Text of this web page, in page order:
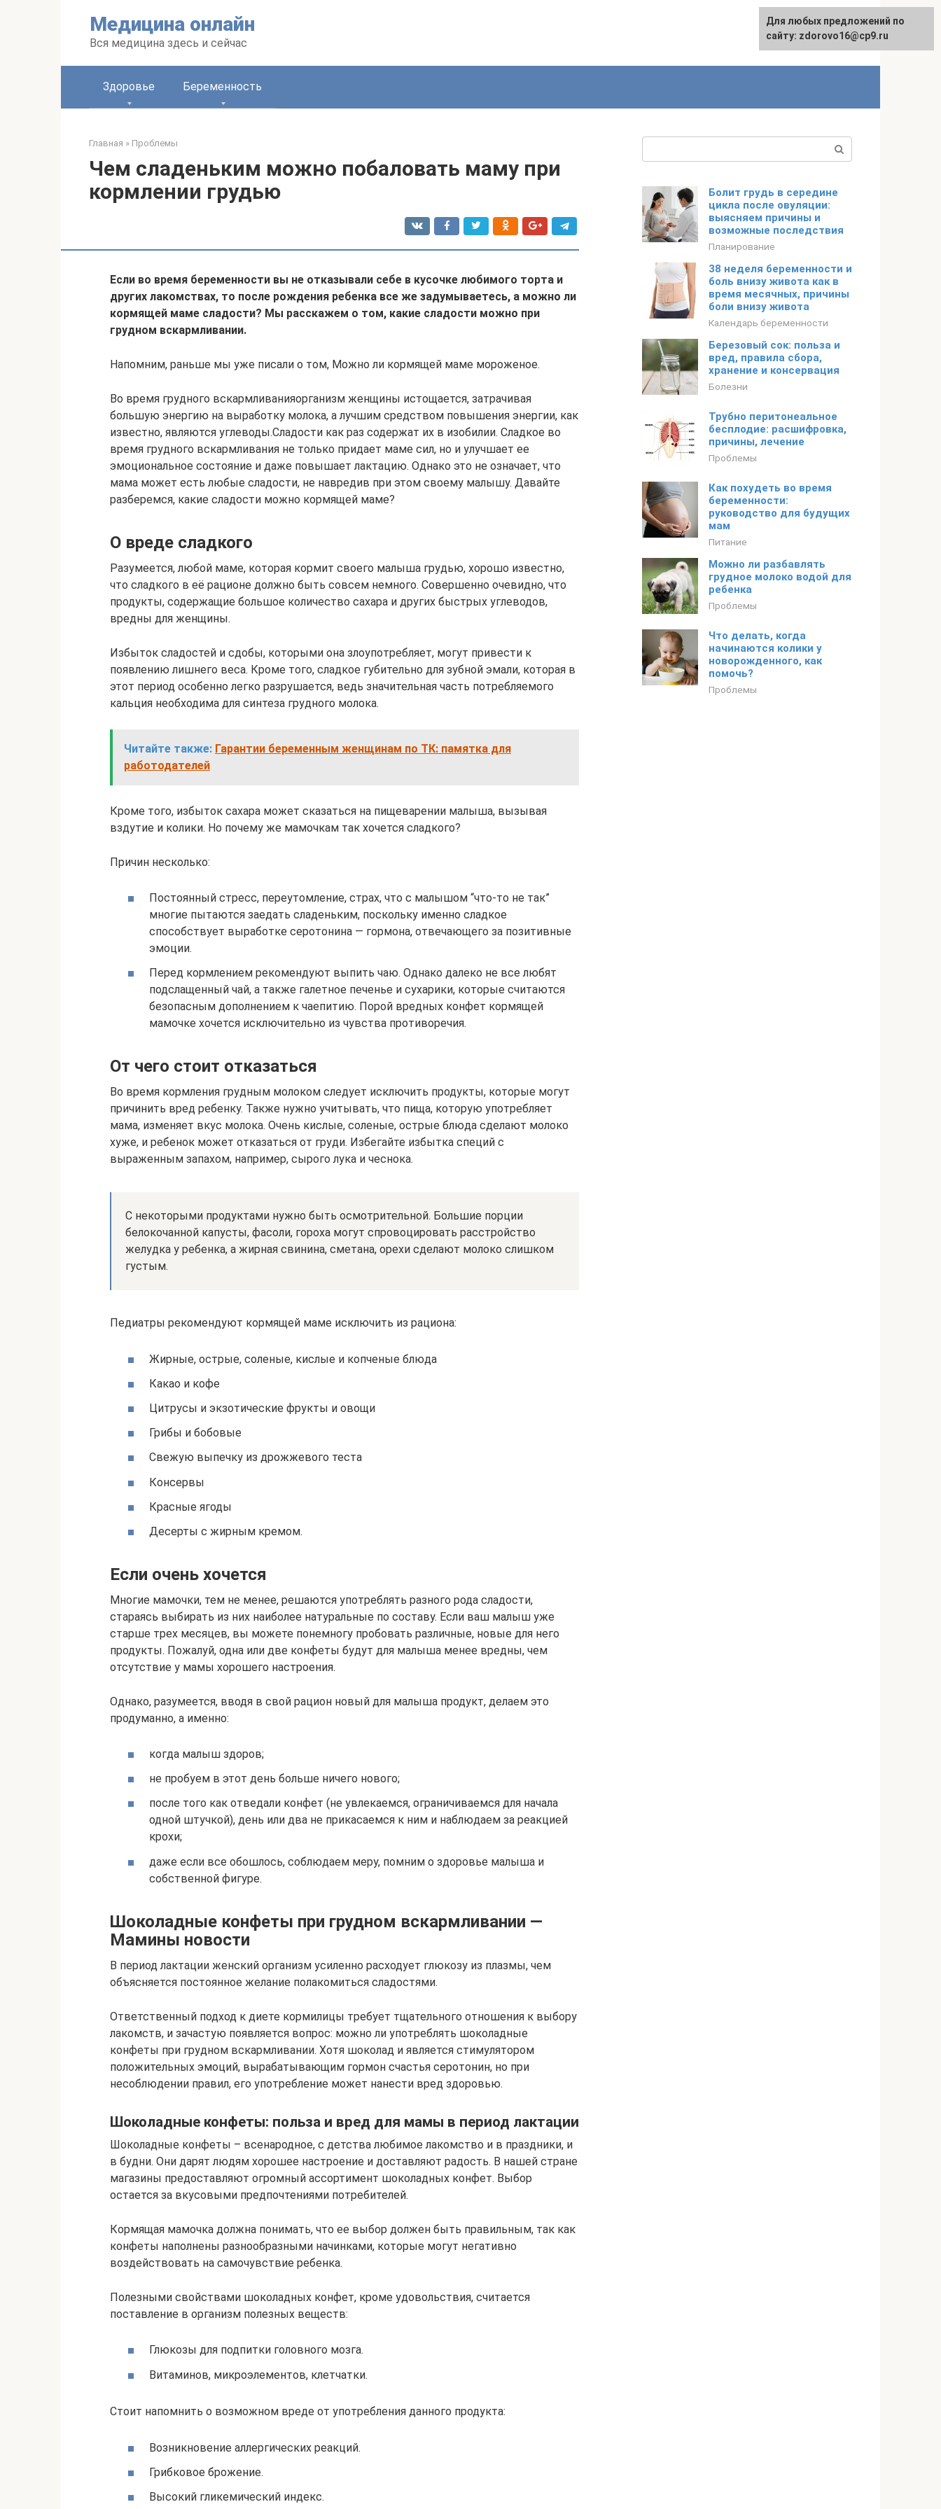
Медицина онлайн
Вся медицина здесь и сейчас
English
Здоровье Беременность
Главная » Проблемы
Чем сладеньким можно побаловать маму при
кормлении грудью
Если во время беременности вы не отказывали себе в кусочке любимого торта и
других лакомствах, то после рождения ребенка все же задумываетесь, а можно ли
кормящей маме сладости? Мы расскажем о том, какие сладости можно при
грудном вскармливании.
Напомним, раньше мы уже писали о том, Можно ли кормящей маме мороженое.
Во время грудного вскармливанияорганизм женщины истощается, затрачивая
большую энергию на выработку молока, а лучшим средством повышения энергии, как
известно, являются углеводы.Сладости как раз содержат их в изобилии. Сладкое во
время грудного вскармливания не только придает маме сил, но и улучшает ее
эмоциональное состояние и даже повышает лактацию. Однако это не означает, что
мама может есть любые сладости, не навредив при этом своему малышу. Давайте
разберемся, какие сладости можно кормящей маме?
О вреде сладкого
Разумеется, любой маме, которая кормит своего малыша грудью, хорошо известно,
что сладкого в её рационе должно быть совсем немного. Совершенно очевидно, что
продукты, содержащие большое количество сахара и других быстрых углеводов,
вредны для женщины.
Избыток сладостей и сдобы, которыми она злоупотребляет, могут привести к
появлению лишнего веса. Кроме того, сладкое губительно для зубной эмали, которая в
этот период особенно легко разрушается, ведь значительная часть потребляемого
кальция необходима для синтеза грудного молока.
Читайте также: Гарантии беременным женщинам по ТК: памятка для
работодателей
Кроме того, избыток сахара может сказаться на пищеварении малыша, вызывая
вздутие и колики. Но почему же мамочкам так хочется сладкого?
Причин несколько:
Постоянный стресс, переутомление, страх, что с малышом “что-то не так”
многие пытаются заедать сладеньким, поскольку именно сладкое
способствует выработке серотонина — гормона, отвечающего за позитивные
эмоции.
Перед кормлением рекомендуют выпить чаю. Однако далеко не все любят
подслащенный чай, а также галетное печенье и сухарики, которые считаются
безопасным дополнением к чаепитию. Порой вредных конфет кормящей
мамочке хочется исключительно из чувства противоречия.
От чего стоит отказаться
Во время кормления грудным молоком следует исключить продукты, которые могут
причинить вред ребенку. Также нужно учитывать, что пища, которую употребляет
мама, изменяет вкус молока. Очень кислые, соленые, острые блюда сделают молоко
хуже, и ребенок может отказаться от груди. Избегайте избытка специй с
выраженным запахом, например, сырого лука и чеснока.
С некоторыми продуктами нужно быть осмотрительной. Большие порции
белокочанной капусты, фасоли, гороха могут спровоцировать расстройство
желудка у ребенка, а жирная свинина, сметана, орехи сделают молоко слишком
густым.
Педиатры рекомендуют кормящей маме исключить из рациона:
Жирные, острые, соленые, кислые и копченые блюда
Какао и кофе
Цитрусы и экзотические фрукты и овощи
Грибы и бобовые
Свежую выпечку из дрожжевого теста
Консервы
Красные ягоды
Десерты с жирным кремом.
Если очень хочется
Многие мамочки, тем не менее, решаются употреблять разного рода сладости,
стараясь выбирать из них наиболее натуральные по составу. Если ваш малыш уже
старше трех месяцев, вы можете понемногу пробовать различные, новые для него
продукты. Пожалуй, одна или две конфеты будут для малыша менее вредны, чем
отсутствие у мамы хорошего настроения.
Однако, разумеется, вводя в свой рацион новый для малыша продукт, делаем это
продуманно, а именно:
когда малыш здоров;
не пробуем в этот день больше ничего нового;
после того как отведали конфет (не увлекаемся, ограничиваемся для начала
одной штучкой), день или два не прикасаемся к ним и наблюдаем за реакцией
крохи;
даже если все обошлось, соблюдаем меру, помним о здоровье малыша и
собственной фигуре.
Шоколадные конфеты при грудном вскармливании —
Мамины новости
В период лактации женский организм усиленно расходует глюкозу из плазмы, чем
объясняется постоянное желание полакомиться сладостями.
Ответственный подход к диете кормилицы требует тщательного отношения к выбору
лакомств, и зачастую появляется вопрос: можно ли употреблять шоколадные
конфеты при грудном вскармливании. Хотя шоколад и является стимулятором
положительных эмоций, вырабатывающим гормон счастья серотонин, но при
несоблюдении правил, его употребление может нанести вред здоровью.
Шоколадные конфеты: польза и вред для мамы в период лактации
Шоколадные конфеты – всенародное, с детства любимое лакомство и в праздники, и
в будни. Они дарят людям хорошее настроение и доставляют радость. В нашей стране
магазины предоставляют огромный ассортимент шоколадных конфет. Выбор
остается за вкусовыми предпочтениями потребителей.
Кормящая мамочка должна понимать, что ее выбор должен быть правильным, так как
конфеты наполнены разнообразными начинками, которые могут негативно
воздействовать на самочувствие ребенка.
Полезными свойствами шоколадных конфет, кроме удовольствия, считается
поставление в организм полезных веществ:
Глюкозы для подпитки головного мозга.
Витаминов, микроэлементов, клетчатки.
Стоит напомнить о возможном вреде от употребления данного продукта:
Возникновение аллергических реакций.
Грибковое брожение.
Высокий гликемический индекс.
Болит грудь в середине
цикла после овуляции:
выясняем причины и
возможные последствия
Планирование
38 неделя беременности и
боль внизу живота как в
время месячных, причины
боли внизу живота
Календарь беременности
Березовый сок: польза и
вред, правила сбора,
хранение и консервация
Болезни
Трубно перитонеальное
бесплодие: расшифровка,
причины, лечение
Проблемы
Как похудеть во время
беременности:
руководство для будущих
мам
Питание
Можно ли разбавлять
грудное молоко водой для
ребенка
Проблемы
Что делать, когда
начинаются колики у
новорожденного, как
помочь?
Проблемы
Для любых предложений по
сайту: zdorovo16@cp9.ru